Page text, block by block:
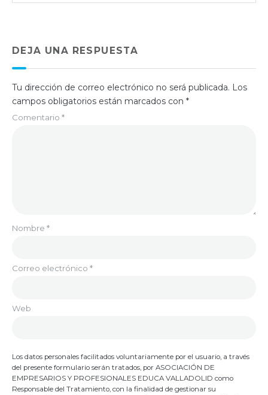
DEJA UNA RESPUESTA
Tu dirección de correo electrónico no será publicada. Los
campos obligatorios están marcados con *
Comentario *
Nombre *
Correo electrónico *
Web
Los datos personales facilitados voluntariamente por el usuario, a través
del presente formulario serán tratados, por ASOCIACIÓN DE
EMPRESARIOS Y PROFESIONALES EDUCA VALLADOLID como
Responsable del Tratamiento, con la finalidad de gestionar su